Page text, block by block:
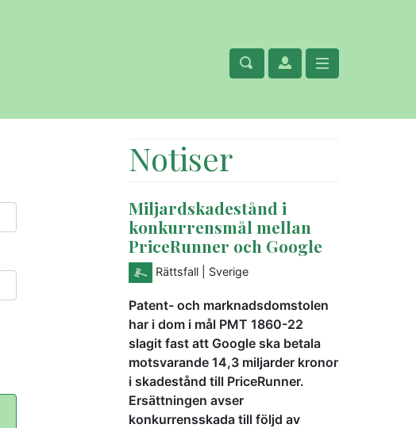
Notiser
Miljardskadestånd i
konkurrensmål mellan
PriceRunner och Google
Rättsfall | Sverige
Patent- och marknadsdomstolen
har i dom i mål PMT 1860-22
slagit fast att Google ska betala
motsvarande 14,3 miljarder kronor
i skadestånd till PriceRunner.
Ersättningen avser
konkurrensskada till följd av